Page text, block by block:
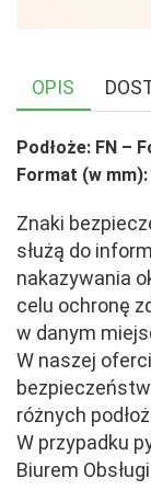
OPIS
Podłoże: FN –
Format (w
Znaki
służą do
nakazywania
celu ochronę
w danym
W naszej
różnych
W przypadku
Biurem